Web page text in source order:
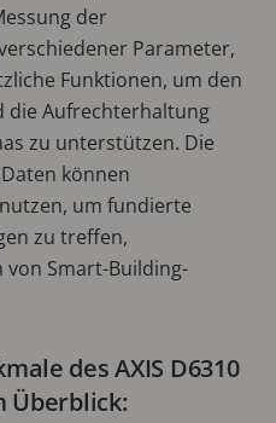
der
Parameter,
Funktionen, um den
die Aufrechterhaltung
zu unterstützen. Die
können
um fundierte
zu treffen,
von Smart-Building-
des AXIS D6310
Überblick: